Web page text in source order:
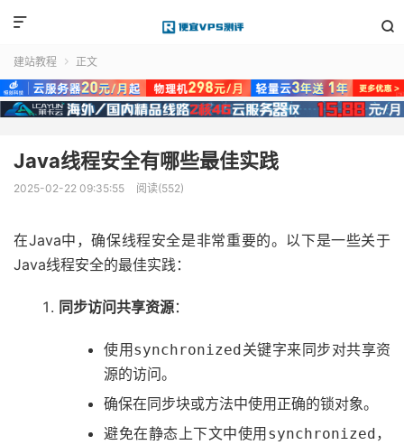


建站教程  正文
Java线程安全有哪些最佳实践
2025-02-22 09:35:55 阅读(552)
在Java中，确保线程安全是非常重要的。以下是一些关于
Java线程安全的最佳实践：
同步访问共享资源：
使用 synchronized 关键字来同步对共享资
源的访问。
确保在同步块或方法中使用正确的锁对象。
避免在静态上下文中使用 synchronized ，